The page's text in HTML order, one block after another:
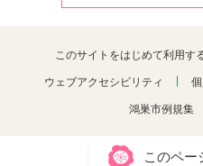
このサイトをはじめて利用す
ウェブアクセシビリティ
鴻巣市例規集
このペー